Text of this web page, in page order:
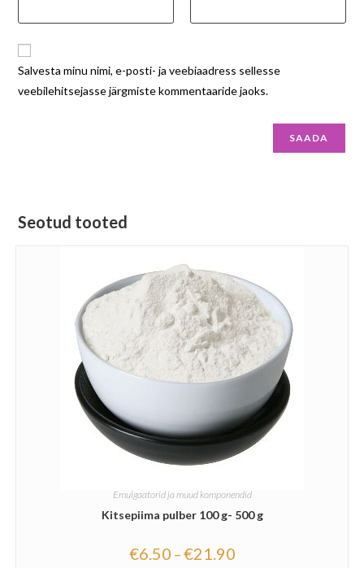
Salvesta minu nimi, e-posti- ja veebiaadress sellesse
veebilehitsejasse järgmiste kommentaaride jaoks.
Seotud tooted
Emulgaatorid ja muud komponendid
Kitsepiima pulber 100 g- 500 g
€6.50 –€21.90